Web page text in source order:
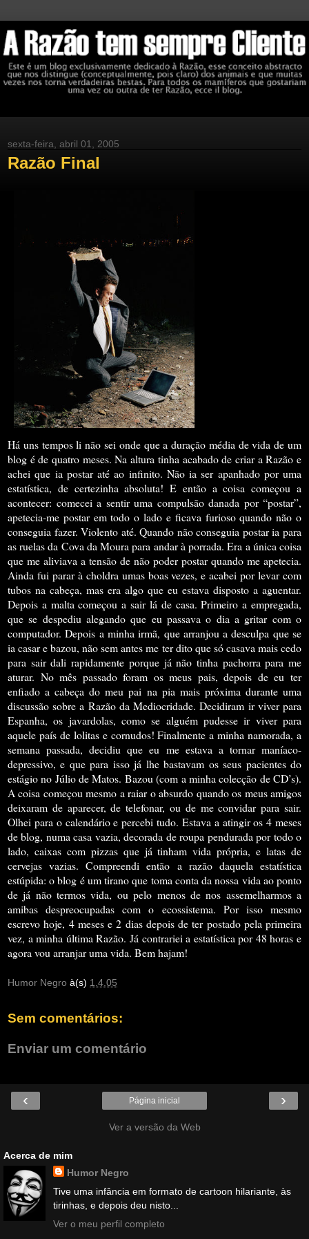
sexta-feira, abril 01, 2005
Razão Final
Há uns tempos li não sei onde que a duração média de vida de um
blog é de quatro meses. Na altura tinha acabado de criar a Razão e
achei que ia postar até ao infinito. Não ia ser apanhado por uma
estatística, de certezinha absoluta! E então a coisa começou a
acontecer: comecei a sentir uma compulsão danada por “postar”,
apetecia-me postar em todo o lado e ficava furioso quando não o
conseguia fazer. Violento até. Quando não conseguia postar ia para
as ruelas da Cova da Moura para andar à porrada. Era a única coisa
que me aliviava a tensão de não poder postar quando me apetecia.
Ainda fui parar à choldra umas boas vezes, e acabei por levar com
tubos na cabeça, mas era algo que eu estava disposto a aguentar.
Depois a malta começou a sair lá de casa. Primeiro a empregada,
que se despediu alegando que eu passava o dia a gritar com o
computador. Depois a minha irmã, que arranjou a desculpa que se
ia casar e bazou, não sem antes me ter dito que só casava mais cedo
para sair dali rapidamente porque já não tinha pachorra para me
aturar. No mês passado foram os meus pais, depois de eu ter
enfiado a cabeça do meu pai na pia mais próxima durante uma
discussão sobre a Razão da Mediocridade. Decidiram ir viver para
Espanha, os javardolas, como se alguém pudesse ir viver para
aquele país de lolitas e cornudos! Finalmente a minha namorada, a
semana passada, decidiu que eu me estava a tornar maníaco-
depressivo, e que para isso já lhe bastavam os seus pacientes do
estágio no Júlio de Matos. Bazou (com a minha colecção de CD’s).
A coisa começou mesmo a raiar o absurdo quando os meus amigos
deixaram de aparecer, de telefonar, ou de me convidar para sair.
Olhei para o calendário e percebi tudo. Estava a atingir os 4 meses
de blog, numa casa vazia, decorada de roupa pendurada por todo o
lado, caixas com pizzas que já tinham vida própria, e latas de
cervejas vazias. Compreendi então a razão daquela estatística
estúpida: o blog é um tirano que toma conta da nossa vida ao ponto
de já não termos vida, ou pelo menos de nos assemelharmos a
amibas despreocupadas com o ecossistema. Por isso mesmo
escrevo hoje, 4 meses e 2 dias depois de ter postado pela primeira
vez, a minha última Razão. Já contrariei a estatística por 48 horas e
agora vou arranjar uma vida. Bem hajam!
Humor Negro à(s) 1.4.05
Sem comentários:
Enviar um comentário
‹ ›
Página inicial
Ver a versão da Web
Acerca de mim
Humor Negro
Tive uma infância em formato de cartoon hilariante, às
tirinhas, e depois deu nisto...
Ver o meu perfil completo